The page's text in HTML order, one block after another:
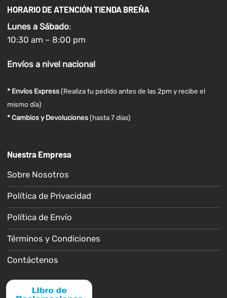
HORARIO DE ATENCIÓN TIENDA BREÑA
Lunes a Sábado:
10:30 am – 8:00 pm
Envíosa nivel nacional
* Envíos Express(Realiza tu pedido antes de las 2pm y recibe el
mismo día)
* Cambios y Devoluciones (hasta 7 días)
Nuestra Empresa
Sobre Nosotros
Política de Privacidad
Política de Envío
Términos y Condiciones
Contáctenos